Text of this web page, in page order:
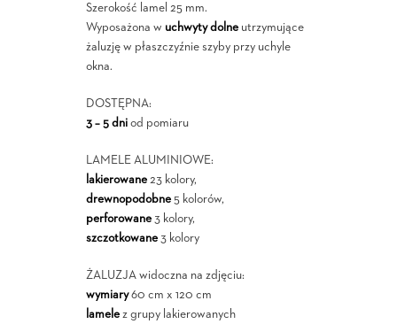
Szerokość lamel 25 mm.
Wyposażona w uchwyty dolneutrzymujące
żaluzję w płaszczyźnie szyby przy uchyle
okna.
DOSTĘPNA:
3 – 5 dniod pomiaru
LAMELE ALUMINIOWE:
lakierowane23 kolory,
drewnopodobne5 kolorów,
perforowane3 kolory,
szczotkowane3 kolory
ŻALUZJA widoczna na zdjęciu:
wymiary60 cm x 120 cm
lamelez grupy lakierowanych